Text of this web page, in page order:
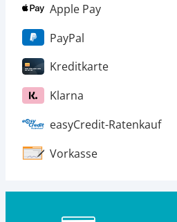
Apple Pay
PayPal
Kreditkarte
Klarna
easyCredit-Ratenkauf
Vorkasse